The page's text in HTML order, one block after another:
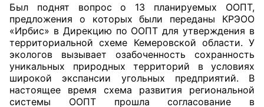
Был поднят вопрос о 13 планируемых ООПТ,
предложения о которых были переданы КРЭОО
«Ирбис» в Дирекцию по ООПТ для утверждения в
территориальной схеме Кемеровской области. У
экологов вызывает озабоченность сохранность
уникальных природных территорий в условиях
широкой экспансии угольных предприятий. В
настоящее время схема развития региональной
системы ООПТ прошла согласование в